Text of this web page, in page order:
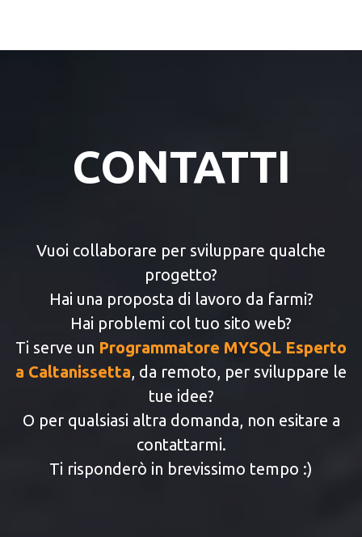
CONTATTI
Vuoi collaborare per sviluppare qualche
progetto?
Hai una proposta di lavoro da farmi?
Hai problemi col tuo sito web?
Ti serve un Programmatore MYSQL Esperto
a Caltanissetta , da remoto, per sviluppare le
tue idee?
O per qualsiasi altra domanda, non esitare a
contattarmi.
Ti risponderò in brevissimo tempo :)